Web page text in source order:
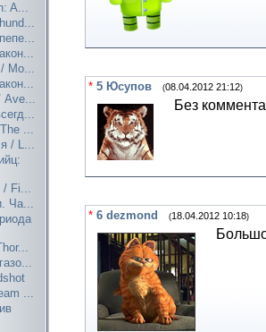
A...
Mo...
Ave...
...
/ L...
/ Fi...
Ча...
...
* 5 Юсупов (08.04.2012 21:12)
Без
* 6 dezmond (18.04.2012 10:18)